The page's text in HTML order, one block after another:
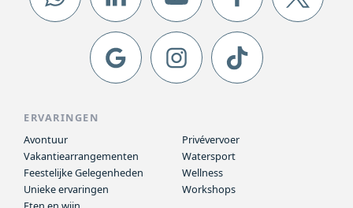
ERVARINGEN
Avontuur
Vakantiearrangementen
Feestelijke Gelegenheden
Unieke ervaringen
Privévervoer
Watersport
Wellness
Workshops